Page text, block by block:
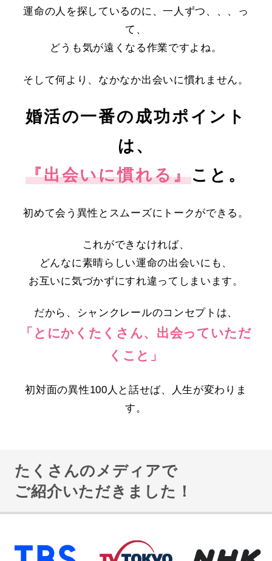
運命の人を探しているのに、一人ずつ、、、っ
て、
どうも気が遠くなる作業ですよね。
そして何より、なかなか出会いに慣れません。
婚活の一番の成功ポイント
は、
『出会いに慣れる』こと。
初めて会う異性とスムーズにトークができる。
これができなければ、
どんなに素晴らしい運命の出会いにも、
お互いに気づかずにすれ違ってしまいます。
だから、シャンクレールのコンセプトは、
「とにかくたくさん、出会っていただ
くこと」
初対面の異性100人と話せば、人生が変わりま
す。
たくさんのメディアで
ご紹介いただきました！